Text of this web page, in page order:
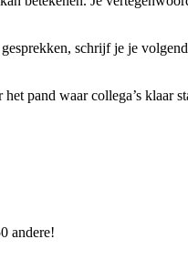
schrijf je je
pand waar collega’s klaar
andere!